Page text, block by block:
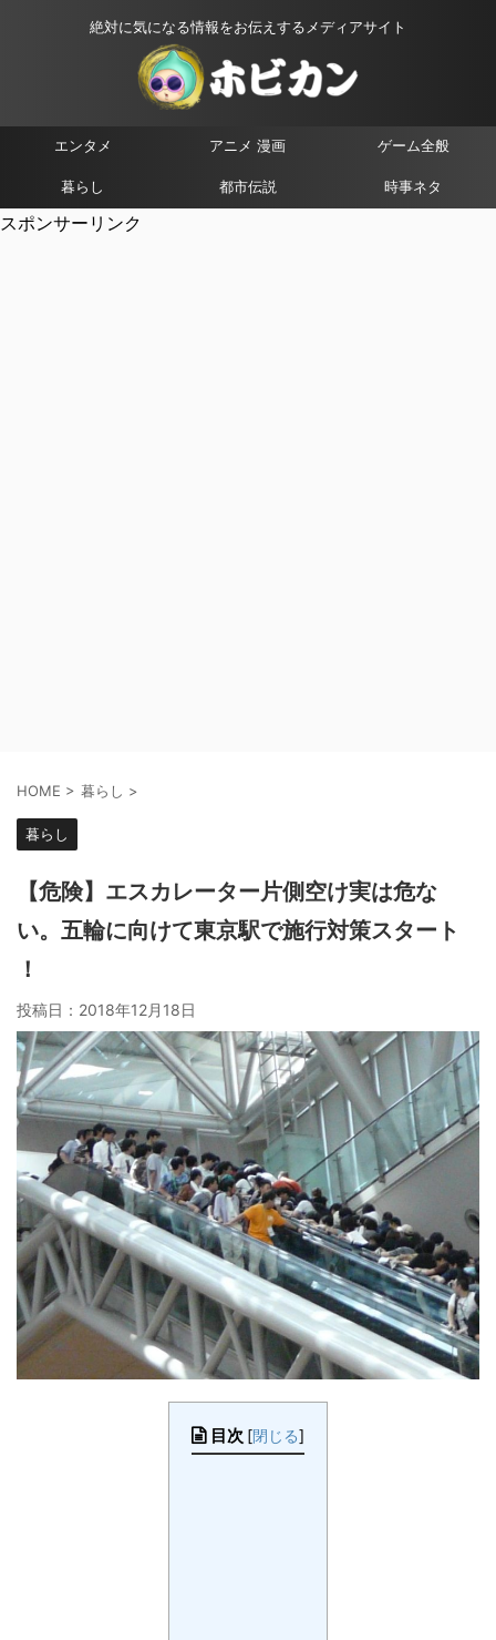
絶対に気になる情報をお伝えするメディアサイト
エンタメ アニメ 漫画 ゲーム全般
暮らし 都市伝説 時事ネタ
スポンサーリンク
HOME > 暮らし >
暮らし
【危険】エスカレーター片側空け実は危な
い。五輪に向けて東京駅で施行対策スタート
！
投稿日： 2018年12月18日
目次 [閉じる]